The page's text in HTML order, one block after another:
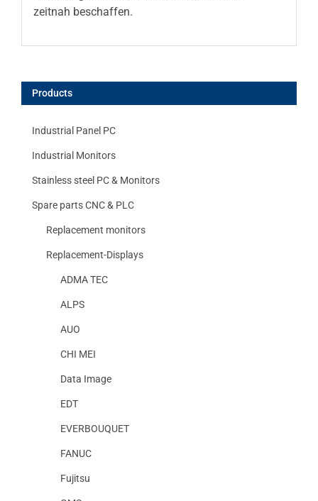
zeitnah beschaffen.
Products
Industrial Panel PC
Industrial Monitors
Stainless steel PC & Monitors
Spare parts CNC & PLC
Replacement monitors
Replacement-Displays
ADMA TEC
ALPS
AUO
CHI MEI
Data Image
EDT
EVERBOUQUET
FANUC
Fujitsu